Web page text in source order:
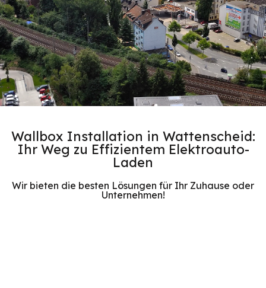
Wallbox Installation in Wattenscheid:
Ihr Weg zu Effizientem Elektroauto-
Laden
Wir bieten die besten Lösungen für Ihr Zuhause oder
Unternehmen!